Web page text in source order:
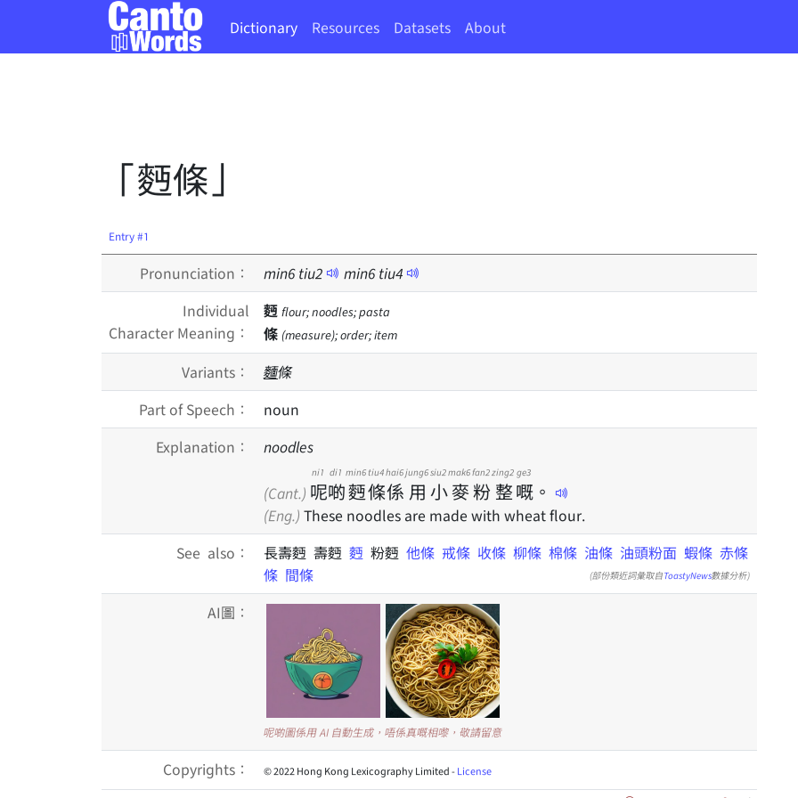
Dictionary Resources Datasets About
「麪條」
Entry #1
Pronunciation： min6tiu2 min6tiu4
Individual
Character Meaning：
麪 flour; noodles; pasta
條 (measure); order; item
Variants： 麵條
Part of Speech：
noun
Explanation：
noodles
(Cant.) 呢
ni1
啲
di1
麪
min6
條
tiu4
係
hai6
用
jung6
小
siu2
麥
mak6
粉
fan2
整
zing2
嘅
ge3
。
(Eng.) These noodles are made with wheat flour.
See also：
長壽麪 壽麪 麪 粉麪 他條 戒條 收條 柳條 棉條 油條 油頭粉面 蝦條 赤條
條 間條 (部份類近詞彙取自ToastyNews數據分析)
AI圖：
呢啲圖係用 AI 自動生成，唔係真嘅相嚟，敬請留意
Copyrights： © 2022 Hong Kong Lexicography Limited -License